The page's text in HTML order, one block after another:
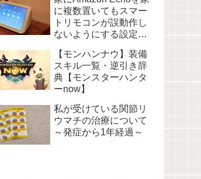
に複数置いてもスマー
トリモコンが誤動作し
ないようにする設定に
【モンハンナウ】装備
スキル一覧・逆引き辞
典【モンスターハンタ
ーnow】
私が受けている関節リ
ウマチの治療について
～発症から1年経過～